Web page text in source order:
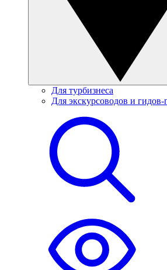
Для турбизнеса
Для экскурсоводов и гидов-